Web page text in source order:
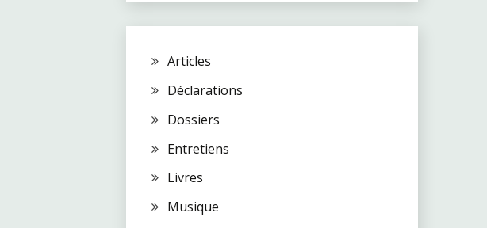
Articles
Déclarations
Dossiers
Entretiens
Livres
Musique